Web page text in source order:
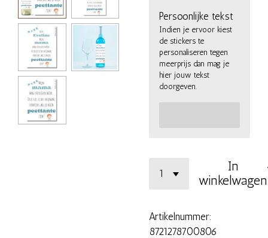
Persoonlijke tekst
Indien je ervoor kiest
de stickers te
personaliseren tegen
meerprijs dan mag je
hier jouw tekst
doorgeven.
In
winkelwagen
Artikelnummer:
8721278700806